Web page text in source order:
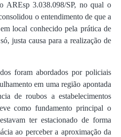
AREsp 3.038.098/SP, no qual o
o entendimento de que a
local conhecido pela prática de
justa causa para a realização de
foram abordados por policiais
em uma região apontada
de roubos a estabelecimentos
como fundamento principal o
ter estacionado de forma
ao perceber a aproximação da